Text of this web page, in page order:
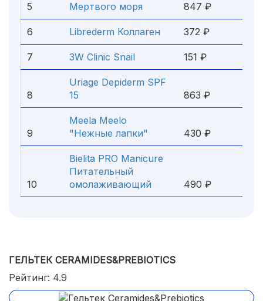
5
Мертвого моря
847 ₽
6 Librederm Коллаген 372 ₽
7 3W Clinic Snail 151 ₽
8
Uriage Depiderm SPF
15
863 ₽
9
Meela Meelo
"Нежные лапки"
430 ₽
10
Bielita PRO Manicure
Питательный
омолаживающий
490 ₽
ГЕЛЬТЕК CERAMIDES&PREBIOTICS
Рейтинг: 4.9